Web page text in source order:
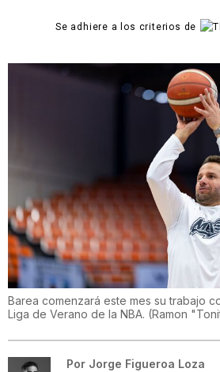
Se adhiere a los criterios de
Barea comenzará este mes su trabajo
Liga de Verano de la NBA. (Ramon
Por Jorge Figueroa Loza